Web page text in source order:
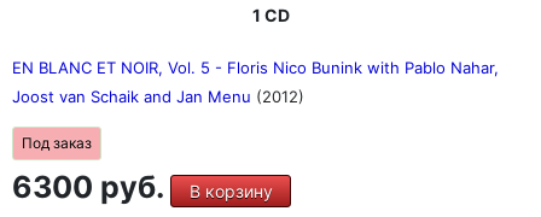
1 CD
EN BLANC ET NOIR, Vol. 5 - Floris Nico Bunink with Pablo Nahar,
Joost van Schaik and Jan Menu (2012)
Под заказ
6300 руб. В корзину